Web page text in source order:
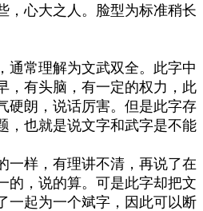
，心大之人。脸型为标准稍长
通常理解为文武双全。此字中
，有头脑，有一定的权力，此
硬朗，说话厉害。但是此字存
，也就是说文字和武字是不能
一样，有理讲不清，再说了在
的，说的算。可是此字却把文
一起为一个斌字，因此可以断